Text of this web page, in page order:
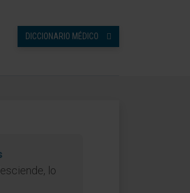
DICCIONARIO MÉDICO
lo